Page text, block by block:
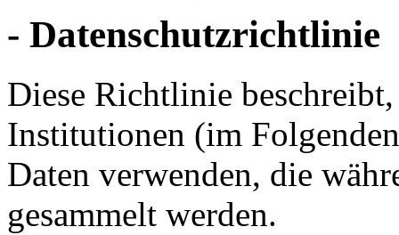
- Datenschutzrichtlinie
Diese Richtlinie
Institutionen (im
Daten verwenden, die
gesammelt werden.